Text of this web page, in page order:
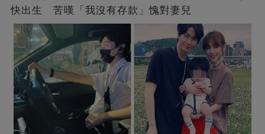
快出生 苦嘆「我沒有存款」愧對妻兒